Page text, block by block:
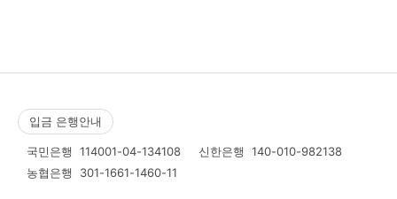
입금 은행안내
국민은행 114001-04-134108 신한은행 140-010-982138
농협은행 301-1661-1460-11